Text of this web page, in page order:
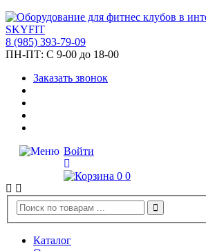
8 (985) 393-79-09
ПН-ПТ: С 9-00 до 18-00
Заказать звонок
Войти
0 0
Каталог